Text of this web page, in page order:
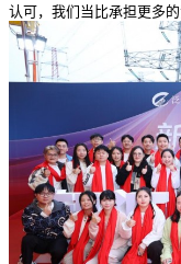
认可，我们当比承担更多的